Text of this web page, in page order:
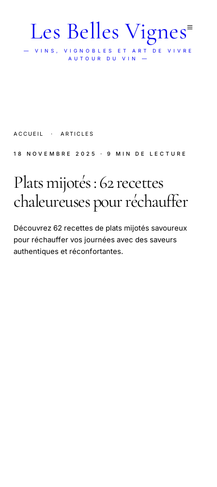
Les Belles Vignes
— VINS, VIGNOBLES ET ART DE VIVRE
AUTOUR DU VIN —
ACCUEIL · ARTICLES
18 NOVEMBRE 2025 · 9 MIN DE LECTURE
Plats mijotés : 62 recettes
chaleureuses pour réchauffer
Découvrez 62 recettes de plats mijotés savoureux
pour réchauffer vos journées avec des saveurs
authentiques et réconfortantes.